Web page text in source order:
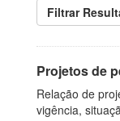
Filtrar
Projetos de
Relação de
vigência,